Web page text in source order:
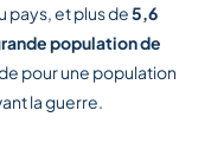
pays, et plus de5,6
population de
pour une population
la guerre.